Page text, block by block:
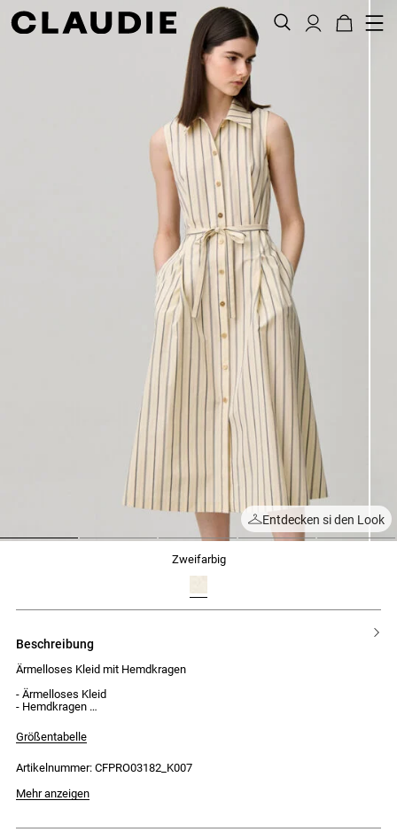
Entdecken si den Look
zweifarbig
beschreibung
Ärmelloses Kleid mit Hemdkragen
- Ärmelloses Kleid
- Hemdkragen
- 2 Bänder zum Binden
- Abnehmbarer Bindegürtel
- Lang
Größentabelle
Artikelnummer: CFPRO03182_K007
Mehr anzeigen